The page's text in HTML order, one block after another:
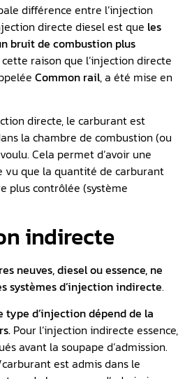
différence entre l’injection
directe diesel est que les
bruit de combustion plus
cette raison que l’injection directe
Common rail, a été mise en
directe, le carburant est
la chambre de combustion (ou
Cela permet d’avoir une
vu que la quantité de carburant
plus contrôlée (système
indirecte
neuves, diesel ou essence, ne
systèmes d’injection indirecte.
type d’injection dépend de la
Pour l’injection indirecte essence,
avant la soupape d’admission.
est admis dans le